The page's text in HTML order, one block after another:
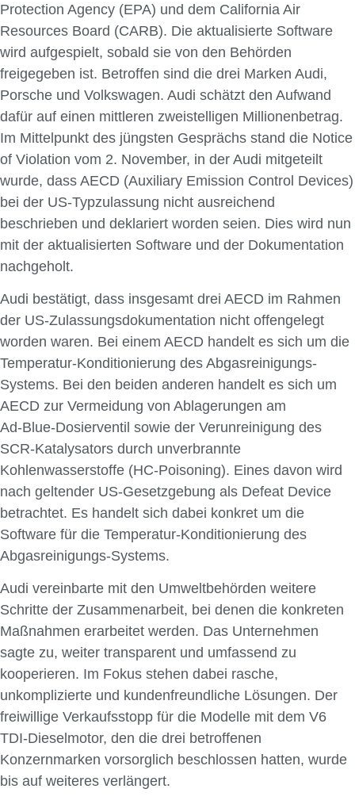
Protection Agency (EPA) und dem California Air
Resources Board (CARB). Die aktualisierte Software
wird aufgespielt, sobald sie von den Behörden
freigegeben ist. Betroffen sind die drei Marken Audi,
Porsche und Volkswagen. Audi schätzt den Aufwand
dafür auf einen mittleren zweistelligen Millionenbetrag.
Im Mittelpunkt des jüngsten Gesprächs stand die Notice
of Violation vom 2. November, in der Audi mitgeteilt
wurde, dass AECD (Auxiliary Emission Control Devices)
bei der US‑Typzulassung nicht ausreichend
beschrieben und deklariert worden seien. Dies wird nun
mit der aktualisierten Software und der Dokumentation
nachgeholt.
Audi bestätigt, dass insgesamt drei AECD im Rahmen
der US‑Zulassungsdokumentation nicht offengelegt
worden waren. Bei einem AECD handelt es sich um die
Temperatur-Konditionierung des Abgasreinigungs-
Systems. Bei den beiden anderen handelt es sich um
AECD zur Vermeidung von Ablagerungen am
Ad‑Blue‑Dosierventil sowie der Verunreinigung des
SCR-Katalysators durch unverbrannte
Kohlenwasserstoffe (HC-Poisoning). Eines davon wird
nach geltender US-Gesetzgebung als Defeat Device
betrachtet. Es handelt sich dabei konkret um die
Software für die Temperatur-Konditionierung des
Abgasreinigungs-Systems.
Audi vereinbarte mit den Umweltbehörden weitere
Schritte der Zusammenarbeit, bei denen die konkreten
Maßnahmen erarbeitet werden. Das Unternehmen
sagte zu, weiter transparent und umfassend zu
kooperieren. Im Fokus stehen dabei rasche,
unkomplizierte und kundenfreundliche Lösungen. Der
freiwillige Verkaufsstopp für die Modelle mit dem V6
TDI-Dieselmotor, den die drei betroffenen
Konzernmarken vorsorglich beschlossen hatten, wurde
bis auf weiteres verlängert.